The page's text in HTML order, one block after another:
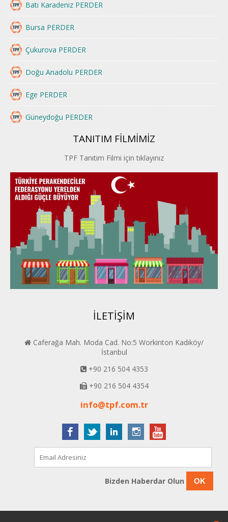
Batı Karadeniz PERDER
Bursa PERDER
Çukurova PERDER
Doğu Anadolu PERDER
Ege PERDER
Güneydoğu PERDER
İstanbul PERDER
İpek Yolu PERDER
Kayseri PERDER
Karadeniz Perder
Konya PERDER
Van PERDER
BEYPER
TANITIM FİLMİMİZ
TPF Tanıtım Filmi için tıklayınız
İLETİŞİM
Caferağa Mah. Moda Cad. No:5 Workinton Kadıköy/
İstanbul
+90 216 504 4353
+90 216 504 4354
info@tpf.com.tr
Bizden Haberdar Olun OK